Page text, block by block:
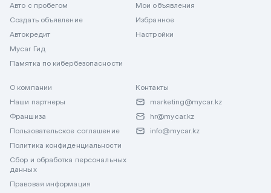
Авто с пробегом
Создать объявление
Автокредит
Mycar Гид
Памятка по кибербезопасности
Мои объявления
Избранное
Настройки
О компании
Наши партнеры
Франшиза
Пользовательское соглашение
Политика конфиденциальности
Сбор и обработка персональных
данных
Правовая информация
Контакты
marketing@mycar.kz
hr@mycar.kz
info@mycar.kz